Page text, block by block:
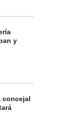
y
concejal